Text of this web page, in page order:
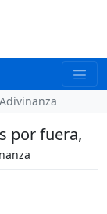
Adivinanza
por fuera,